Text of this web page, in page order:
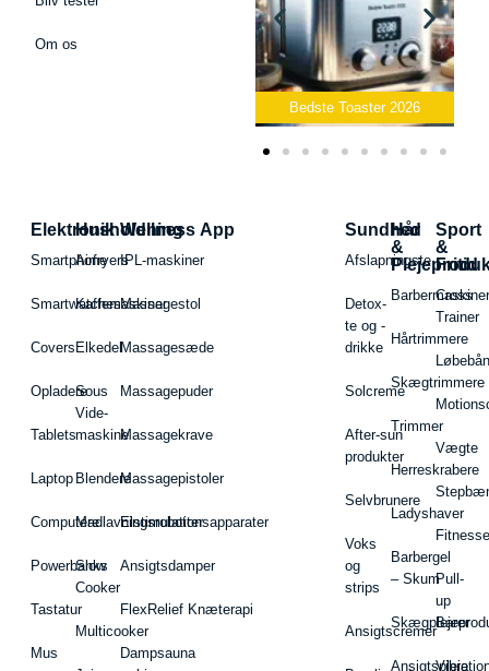
Om os
Bedste Toaster 2026
Elektronik
Smartphone
Smartwatches
Covers
Opladere
Tablets
Laptop
Computere
Powerbanks
Tastatur
Mus
Husholdning
Airfryers
Kaffemaskiner
Elkedel
Sous
Vide-
maskine
Blendere
Madlavningsrobotter
Slow
Cooker
Multicooker
Wellness App
IPL-maskiner
Massagestol
Massagesæde
Massagepuder
Massagekrave
Massagepistoler
Elstimulationsapparater
Ansigtsdamper
FlexRelief Knæterapi
Dampsauna
Sundhed
Afslapningste
Detox-
te og -
drikke
Solcreme
After-sun
produkter
Selvbrunere
Voks
og
strips
Ansigtscremer
Hår
&
Hårtrimmere
Skægtrimmere
Trimmer
Herreskrabere
Ladyshaver
Barbergel
– Skum
Ansigtspleje
Sport
&
Fritid
Cross
Trainer
Vægte
Pull-
up
Barer